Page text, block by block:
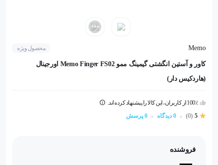
Memo محصول ویژه
کاور و آستین انگشتی گیمینگ ممو Memo Finger FS02 اورجینال
(هاردکیس دار)
100٪ از کاربران، این کالا را پیشنهاد کرده اند.
5
(0) 0 دیدگاه 0 پرسش
فروشنده